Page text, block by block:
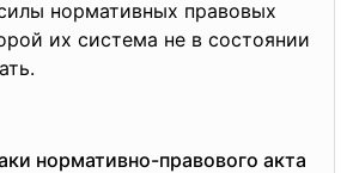
нормативных правовых
их система не в состоянии
нормативно-правового акта